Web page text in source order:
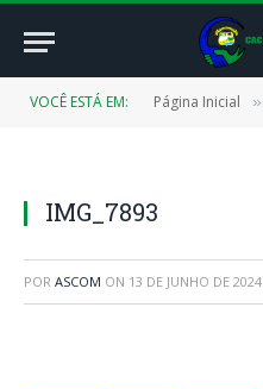
VOCÊ ESTÁ EM: Página Inicial »
IMG_7893
POR ASCOM ON 13 DE JUNHO DE 2024